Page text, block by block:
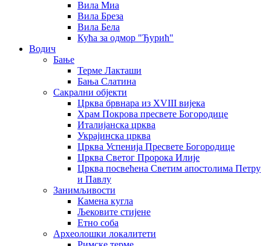
Вила Миа
Вила Бреза
Вила Бела
Кућа за одмор "Ђурић"
Водич
Бање
Терме Лакташи
Бања Слатина
Сакрални објекти
Црква брвнара из XVIII вијека
Храм Покрова пресвете Богородице
Италијанска црква
Украјинска црква
Црква Успенија Пресвете Богородице
Црква Светог Пророка Илије
Црква посвећена Светим апостолима Петру
и Павлу
Занимљивости
Камена кугла
Љековите стијене
Етно соба
Археолошки локалитети